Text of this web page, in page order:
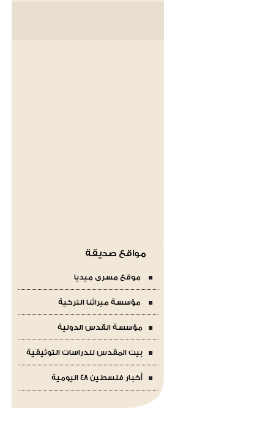
مواقع صديقة
موقع مسرى ميديا
مؤسسة ميراثنا التركية
مؤسسة القدس الدولية
بيت المقدس للدراسات التوثيقية
أخبار فلسطين 48 اليومية